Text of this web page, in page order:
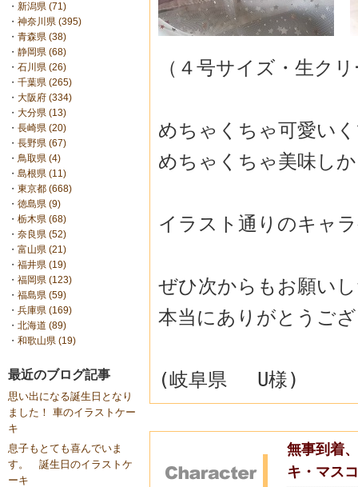
・ 新潟県 (71)
・ 神奈川県 (395)
・ 青森県 (38)
・ 静岡県 (68)
・ 石川県 (26)
・ 千葉県 (265)
・ 大阪府 (334)
・ 大分県 (13)
・ 長崎県 (20)
・ 長野県 (67)
・ 鳥取県 (4)
・ 島根県 (11)
・ 東京都 (668)
・ 徳島県 (9)
・ 栃木県 (68)
・ 奈良県 (52)
・ 富山県 (21)
・ 福井県 (19)
・ 福岡県 (123)
・ 福島県 (59)
・ 兵庫県 (169)
・ 北海道 (89)
・ 和歌山県 (19)
最近のブログ記事
思い出になる誕生日となり
ました！ 車のイラストケー
キ
息子もとても喜んでいま
す。 誕生日のイラストケ
ーキ
（４号サイズ・生ク
めちゃくちゃ可愛い
めちゃくちゃ美味し
イラスト通りのキャ
ぜひ次からもお願い
本当にありがとうご
(岐阜県 U様)
無事到着
キ・マス